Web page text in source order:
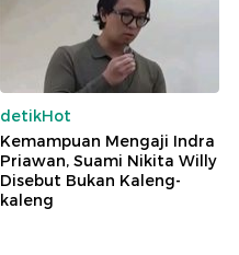
detikHot
Kemampuan Mengaji Indra
Priawan, Suami Nikita Willy
Disebut Bukan Kaleng-
kaleng